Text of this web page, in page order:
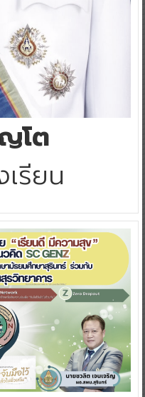
โต
รียน